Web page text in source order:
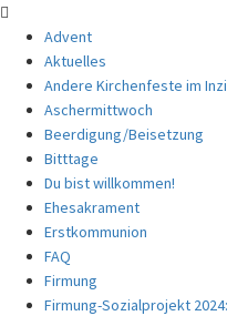
Advent
Aktuelles
Andere Kirchenfeste im
Aschermittwoch
Beerdigung/Beisetzung
Bitttage
Du bist willkommen!
Ehesakrament
Erstkommunion
FAQ
Firmung
Firmung-Sozialprojekt